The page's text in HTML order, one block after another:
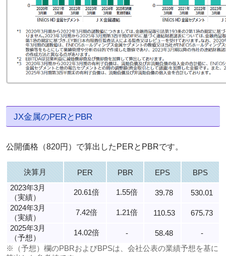
JX金属のPERとPBR
公開価格（820円）で算出したPERとPBRです。
決算月 PER PBR EPS
BPS
2023年3月
（実績）
20.61倍 1.55倍 39.78
530.01
2024年3月
（実績）
7.42倍 1.21倍 110.53
675.73
2025年3月
（予想）
14.02倍 - 58.48
-
※（予想）欄のPBRおよびBPSは、会社公表の業績予想を基に